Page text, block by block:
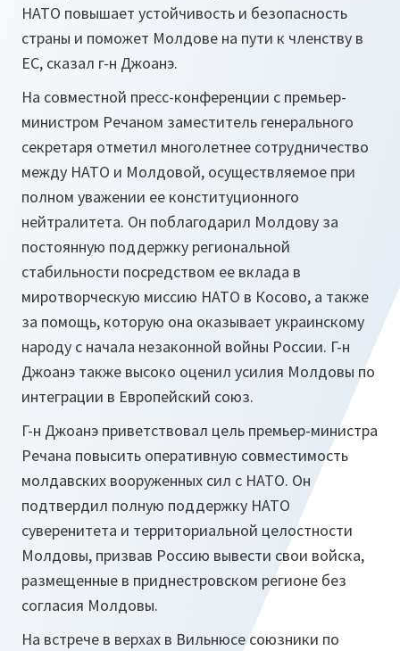
НАТО повышает устойчивость и безопасность
страны и поможет Молдове на пути к членству в
ЕС, сказал г-н Джоанэ.
На совместной пресс-конференции с премьер-
министром Речаном заместитель генерального
секретаря отметил многолетнее сотрудничество
между НАТО и Молдовой, осуществляемое при
полном уважении ее конституционного
нейтралитета. Он поблагодарил Молдову за
постоянную поддержку региональной
стабильности посредством ее вклада в
миротворческую миссию НАТО в Косово, а также
за помощь, которую она оказывает украинскому
народу с начала незаконной войны России. Г-н
Джоанэ также высоко оценил усилия Молдовы по
интеграции в Европейский союз.
Г-н Джоанэ приветствовал цель премьер-министра
Речана повысить оперативную совместимость
молдавских вооруженных сил с НАТО. Он
подтвердил полную поддержку НАТО
суверенитета и территориальной целостности
Молдовы, призвав Россию вывести свои войска,
размещенные в приднестровском регионе без
согласия Молдовы.
На встрече в верхах в Вильнюсе союзники по